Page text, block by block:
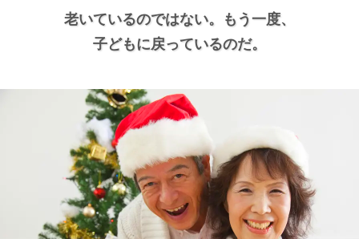
老いているのではない。
もう一度、
子どもに戻っているのだ。